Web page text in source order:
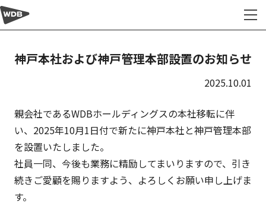
トップ
神戸本社および神戸管理本部設置のお知らせ
2025.10.01
親会社であるWDBホールディングスの本社移転に伴
い、2025年10月1日付で新たに神戸本社と神戸管理本部
を設置いたしました。
社員一同、今後も業務に精励してまいりますので、引き
続きご愛顧を賜りますよう、よろしくお願い申し上げま
す。